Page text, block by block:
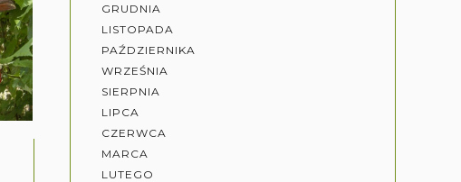
GRUDNIA
LISTOPADA
PAŹDZIERNIKA
WRZEŚNIA
SIERPNIA
LIPCA
CZERWCA
MARCA
LUTEGO